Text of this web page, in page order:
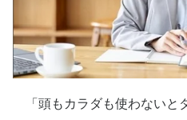
「頭もカラダも使わないと